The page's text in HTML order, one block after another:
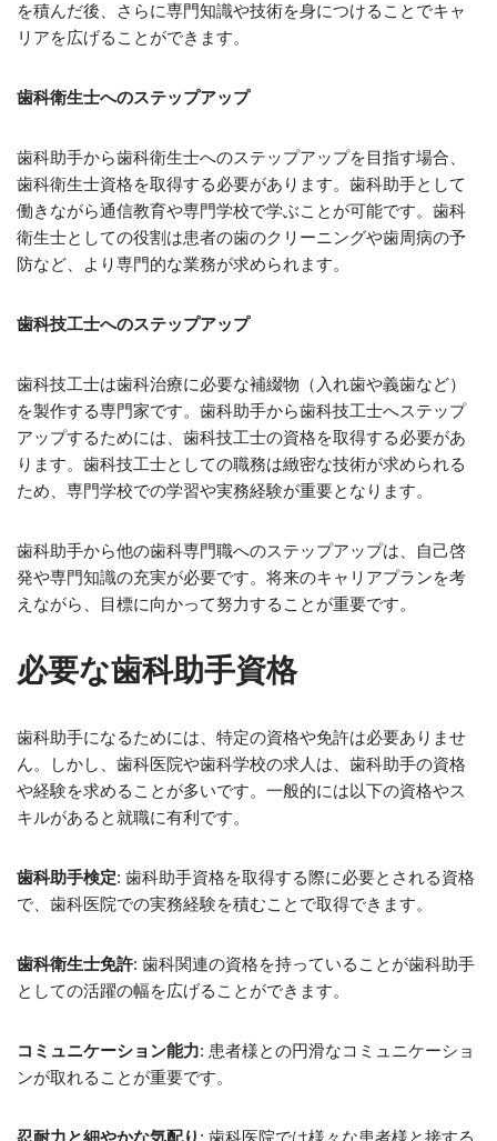
を積んだ後、さらに専門知識や技術を身につけることでキャ
リアを広げることができます。
歯科衛生士へのステップアップ
歯科助手から歯科衛生士へのステップアップを目指す場合、
歯科衛生士資格を取得する必要があります。歯科助手として
働きながら通信教育や専門学校で学ぶことが可能です。歯科
衛生士としての役割は患者の歯のクリーニングや歯周病の予
防など、より専門的な業務が求められます。
歯科技工士へのステップアップ
歯科技工士は歯科治療に必要な補綴物（入れ歯や義歯など）
を製作する専門家です。歯科助手から歯科技工士へステップ
アップするためには、歯科技工士の資格を取得する必要があ
ります。歯科技工士としての職務は緻密な技術が求められる
ため、専門学校での学習や実務経験が重要となります。
歯科助手から他の歯科専門職へのステップアップは、自己啓
発や専門知識の充実が必要です。将来のキャリアプランを考
えながら、目標に向かって努力することが重要です。
必要な歯科助手資格
歯科助手になるためには、特定の資格や免許は必要ありませ
ん。しかし、歯科医院や歯科学校の求人は、歯科助手の資格
や経験を求めることが多いです。一般的には以下の資格やス
キルがあると就職に有利です。
歯科助手検定: 歯科助手資格を取得する際に必要とされる資格
で、歯科医院での実務経験を積むことで取得できます。
歯科衛生士免許: 歯科関連の資格を持っていることが歯科助手
としての活躍の幅を広げることができます。
コミュニケーション能力: 患者様との円滑なコミュニケーショ
ンが取れることが重要です。
忍耐力と細やかな気配り : 歯科医院では様々な患者様と接する